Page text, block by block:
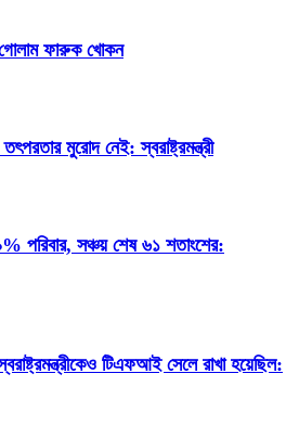
গোলাম ফারুক খোকন
মুরোদ নেই: স্বরাষ্ট্রমন্ত্রী
পরিবার, সঞ্চয় শেষ ৬১ শতাংশের:
টিএফআই সেলে রাখা হয়েছিল: